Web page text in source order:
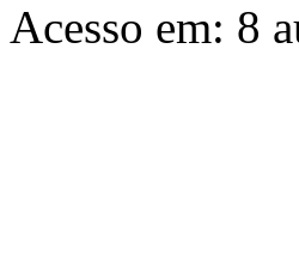
Acesso em: 8